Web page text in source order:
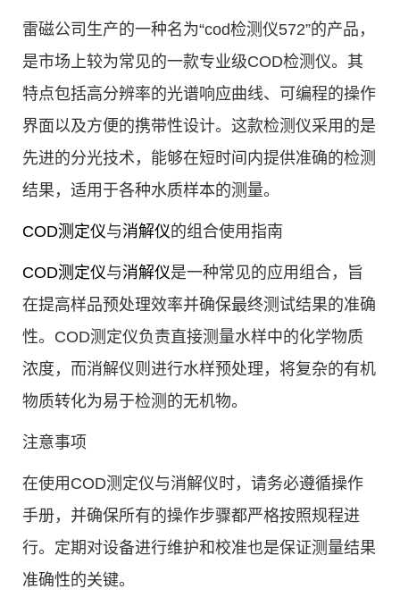
雷磁公司生产的一种名为“cod检测仪572”的产品，
是市场上较为常见的一款专业级COD检测仪。其
特点包括高分辨率的光谱响应曲线、可编程的操作
界面以及方便的携带性设计。这款检测仪采用的是
先进的分光技术，能够在短时间内提供准确的检测
结果，适用于各种水质样本的测量。
COD测定仪与消解仪的组合使用指南
COD测定仪与消解仪是一种常见的应用组合，旨
在提高样品预处理效率并确保最终测试结果的准确
性。COD测定仪负责直接测量水样中的化学物质
浓度，而消解仪则进行水样预处理，将复杂的有机
物质转化为易于检测的无机物。
注意事项
在使用COD测定仪与消解仪时，请务必遵循操作
手册，并确保所有的操作步骤都严格按照规程进
行。定期对设备进行维护和校准也是保证测量结果
准确性的关键。